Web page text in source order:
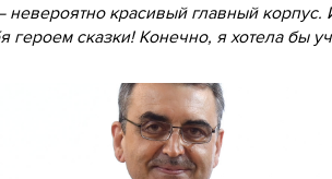
красивый главный корпус.
героем сказки! Конечно, я хотела бы